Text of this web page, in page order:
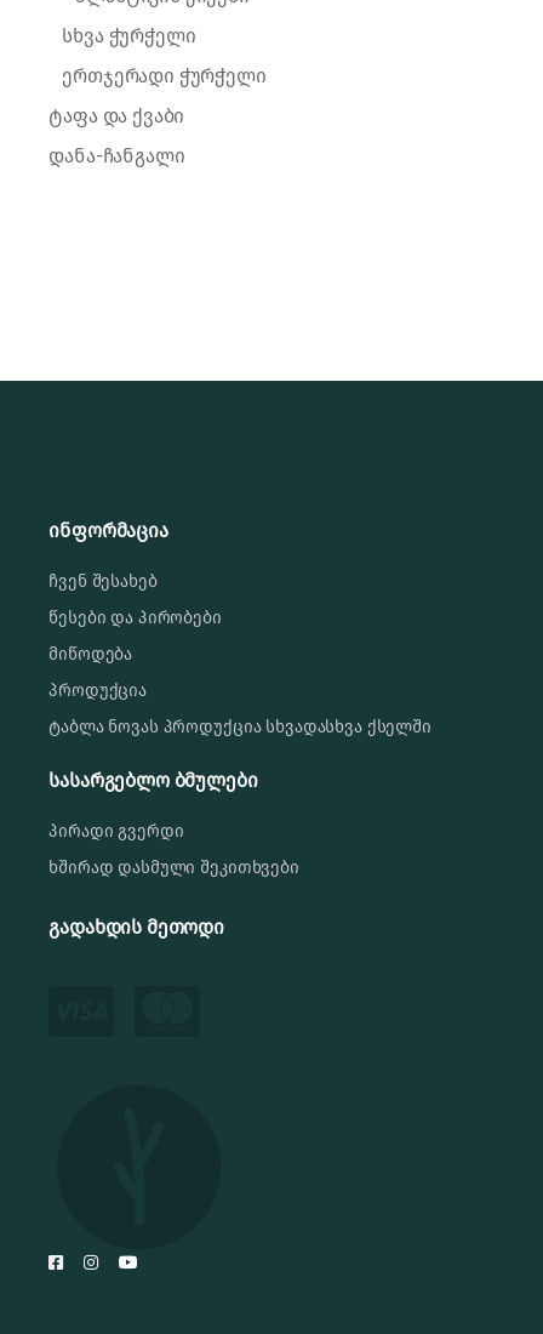
სხვა ჭურჭელი
ერთჯერადი ჭურჭელი
ტაფა და ქვაბი
დანა-ჩანგალი
ინფორმაცია
ჩვენ შესახებ
წესები და პირობები
მიწოდება
პროდუქცია
ტაბლა ნოვას პროდუქცია სხვადასხვა ქსელში
სასარგებლო ბმულები
პირადი გვერდი
ხშირად დასმული შეკითხვები
გადახდის მეთოდი